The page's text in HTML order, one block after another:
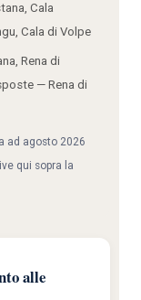
Cala
Cala di Volpe
Rena di
— Rena di
ad agosto 2026
qui sopra la
alle